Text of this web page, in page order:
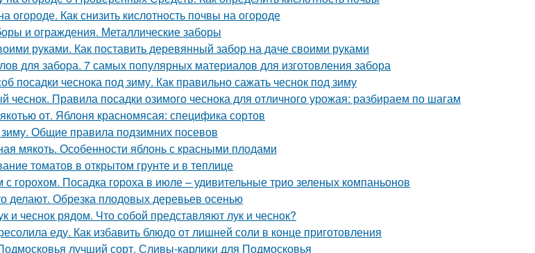
огороде. Как снизить кислотность почвы на огороде
и ограждения. Металлические заборы
руками. Как поставить деревянный забор на даче своими руками
для забора. 7 самых популярных материалов для изготовления забора
посадки чеснока под зиму. Как правильно сажать чеснок под зиму
чеснок. Правила посадки озимого чеснока для отличного урожая: разбираем по шагам
от. Яблоня красномясая: специфика сортов
зиму. Общие правила подзимних посевов
мякоть. Особенности яблонь с красными плодами
томатов в открытом грунте и в теплице
с горохом. Посадка гороха в июле – удивительные трио зеленых компаньонов
делают. Обрезка плодовых деревьев осенью
и чеснок рядом. Что собой представляют лук и чеснок?
еду. Как избавить блюдо от лишней соли в конце приготовления
лучший сорт. Сливы-карлики для Подмосковья